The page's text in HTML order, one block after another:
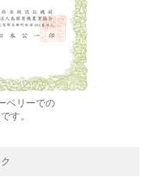
ベリーでの
す。